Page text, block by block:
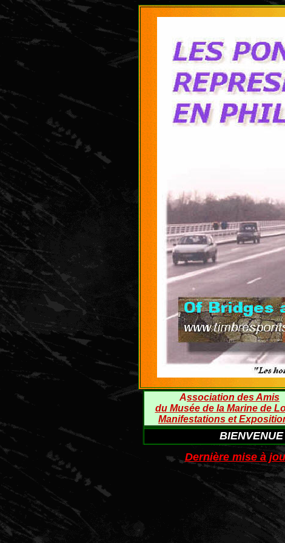
Association des Amis
du Musée de la Marine de
Manifestations et
Dernière mise à